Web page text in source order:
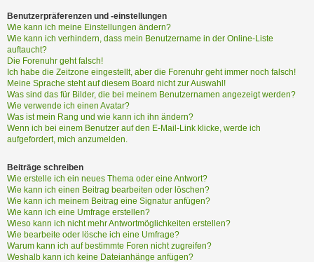
O
B
L
E
M
E
B
E
I
M
L
G
I
N
?
H
Benutzerpräferenzen und -einstellungen
Wie kann ich meine Einstellungen ändern?
Wie kann ich verhindern, dass mein Benutzername in der Online-Liste
auftaucht?
Die Forenuhr geht falsch!
Ich habe die Zeitzone eingestellt, aber die Forenuhr geht immer noch falsch!
Meine Sprache steht auf diesem Board nicht zur Auswahl!
Was sind das für Bilder, die bei meinem Benutzernamen angezeigt werden?
Wie verwende ich einen Avatar?
Was ist mein Rang und wie kann ich ihn ändern?
Wenn ich bei einem Benutzer auf den E-Mail-Link klicke, werde ich
aufgefordert, mich anzumelden.
Beiträge schreiben
Wie erstelle ich ein neues Thema oder eine Antwort?
Wie kann ich einen Beitrag bearbeiten oder löschen?
Wie kann ich meinem Beitrag eine Signatur anfügen?
Wie kann ich eine Umfrage erstellen?
Wieso kann ich nicht mehr Antwortmöglichkeiten erstellen?
Wie bearbeite oder lösche ich eine Umfrage?
Warum kann ich auf bestimmte Foren nicht zugreifen?
Weshalb kann ich keine Dateianhänge anfügen?